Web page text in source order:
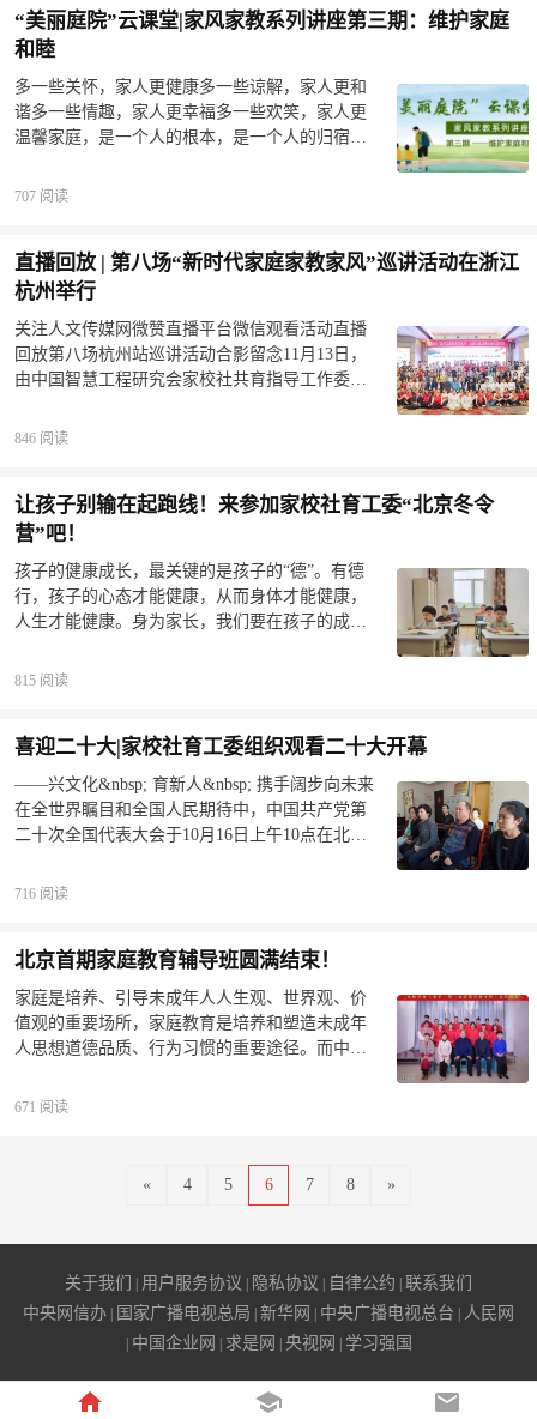
的使命和责任，少年强则国强！让每一个走进文
真书院的孩子成为跨时代的领袖！人贵在立志，
有志者事竟成。这个世界不是因为你能做什么，
而是你要成为什么样的？让孩子们立领袖帝王之
志，文真书院以领袖的思维教育下一代。我们的
目标3——13岁是儿童记忆力最好的时期，以书院
主题班会的形式，让同学们进一步牢固树立听党
话、跟党走的信念，积极打造健康生活方式，培
良好家风涵养社会风尚。家风故事我来讲学生们
通过讲述自己家庭的幸福小故事，展现了健康向
上的家教家风。一个个家教故事让学生们明白好
我来晒家风对每个人都有着潜移默化而重要的影
通过图片和文字分享自己家的家风。一句句温暖
的话语，尽显家庭良好风貌。廉情寄语我来嘱一
封封家书传递着浓浓的亲情，是父母对子女的谆
谆教诲，盼清廉自守，慎始慎终，并让同学们懂
得珍惜与尊重，学会理解与宽容，知道感恩与自
立，明白事理与做人。fenxiangjiashu刘伊珊家长家
“美丽庭院”云课堂|家风家教系列讲座第三期：维护家庭
和睦
多一些关怀，家人更健康多一些谅解，家人更和
谐多一些情趣，家人更幸福多一些欢笑，家人更
温馨家庭，是一个人的根本，是一个人的归宿，
方。有了家，才有牵挂，有家人，才有幸福。家
福同享，有难同当，家庭凝聚力与亲和力的作用
得到充分的释放!为进一步提升全市广大家庭文化
庭院，更好地支持和指导广大家庭创建“美丽庭
院”，高邮市妇联近期陆续推出“美丽庭院云课
堂”，以视频方式，围绕庭院改造、好家风宣讲、
短视频拍摄制作等方面开展线上培训。一户人
不管多么简单它们也是不平凡的因为它们经过多
年的传承伴随了一代代人启迪了一代代人也影响
了一代代人“美丽庭院”云课堂文明好家风宣讲系列
开课啦！第三期学会如何维护家庭和睦“美丽庭院”
云课堂——家风家教系列讲座共计6期，带领大家
走进不同的文明好家庭，感受不同的文明好家
707 阅读
直播回放 | 第八场“新时代家庭家教家风”巡讲活动在浙江
杭州举行
关注人文传媒网微赞直播平台微信观看活动直播
回放第八场杭州站巡讲活动合影留念11月13日，
由中国智慧工程研究会家校社共育指导工作委员
庭教育促进法》，助力复兴伟大中国梦”为主题的
《共育少年 兴我中华》现在未成年的教育问题日
趋严重，康老师忧心忡忡！如何有效预防和解决
和家庭焦虑的青少年身心教育问题，康金胜老师
将结合十几年传统家庭教育实践经验和大量教学
实例以及发生改变的青少年上台分享，为我们剖
径。下午第一堂课是我们苏艳平老师为大家带来
起！从小教孩子什么？怎么教？作为家长如何言
传身教帮助孩子从小养成好习惯，在孩子成长关
键期为孩子扣好人生第一粒扣子？苏艳平老师将
结合多年一线幼童教学经验和教学案例，精彩讲
述如何成功教子！下午的第二堂课是由天元集团
德文化成就幸福人生，打造百年企业》他分享了
846 阅读
让孩子别输在起跑线！来参加家校社育工委“北京冬令
营”吧！
孩子的健康成长，最关键的是孩子的“德”。有德
行，孩子的心态才能健康，从而身体才能健康，
人生才能健康。身为家长，我们要在孩子的成长
德观”！我们要教给孩子正确的道德观，这是使孩
孩子成长的土壤，只有这片土壤越发肥厚，才能
让树苗茁壮成长、开枝散叶。学生给老师鞠躬孩
子给妈妈喂饭《三字经》说：“苟不教，性乃迁。”
如果等孩子长大了，再要把他拉回来就很困难
了，所以一定要从小教孩子，让他扎好德行的根
功也。”孩子从小时候就要养他的浩然正气、正确
我们家长可以想一下，如果我们培养出一个范仲
淹，圣功也！现在要培养范仲淹容不容易？容
易！只要我们把孩子养的很孝顺，他马上万绿丛
中一点红。17:16
815 阅读
喜迎二十大|家校社育工委组织观看二十大开幕
——兴文化&nbsp; 育新人&nbsp; 携手阔步向未来
在全世界瞩目和全国人民期待中，中国共产党第
二十次全国代表大会于10月16日上午10点在北京
新时代取得的伟大成就，中国智慧工程研究会家
的报告，令大家欢喜鼓舞，信心满满，时时与现
场同频共振，掌声不断。看完二十大开幕会直
播，康金胜理事长对身边工作人员及学生说道,我
们要紧跟时代步伐，认真贯彻党的教育方针，不
忘立德树人初心，牢记为国育人使命，继续开展
下《家庭教育辅导班》，加大力度宣传落实《家
风建设，与上下团结一心，共同担负起培养时代
新人的使命和目标，踔厉奋发，笃行不怠！
716 阅读
北京首期家庭教育辅导班圆满结束！
家庭是培养、引导未成年人人生观、世界观、价
值观的重要场所，家庭教育是培养和塑造未成年
人思想道德品质、行为习惯的重要途径。而中华
经验，对于当今全社会乃至中华民族依然具有着
家庭教育”为主要内容的《北京首期家庭教育辅导
在教什么？我们首期的学员，有很多都接触过或
学习传统文化多年，让他们讶异的是我们是真的
在“做”，而不是单纯在“讲”。有的学员很明确的就
说：“我学传统文化也有很多年了，我听得道理太
多了，但是真正落实的太少了”。也有的学员说“以
是自己做的太少了”。为什么他们会有这样的感
671 阅读
« 4 5 6 7 8 »
关于我们 用户服务协议 隐私协议 自律公约 联系我们
中央网信办
国家广播电视总局 新华网 中央广播电视总台 人民网
中国企业网 求是网 央视网 学习强国